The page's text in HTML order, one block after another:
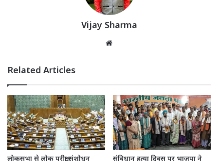
Vijay Sharma
Related Articles